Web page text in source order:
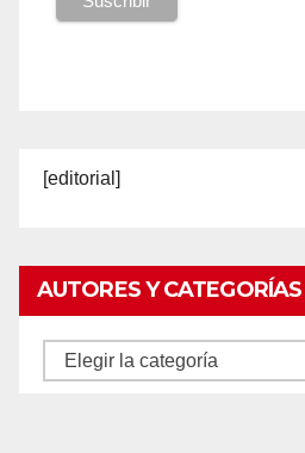
[editorial]
AUTORES Y CATEGORÍAS
Autores